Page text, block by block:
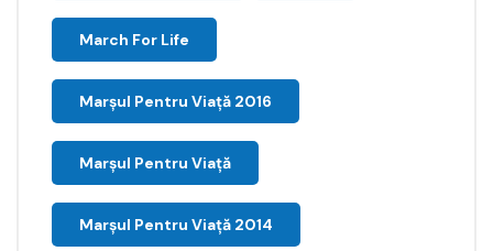
March For Life
Marşul Pentru Viaţă 2016
Marșul Pentru Viață
Marșul Pentru Viață 2014